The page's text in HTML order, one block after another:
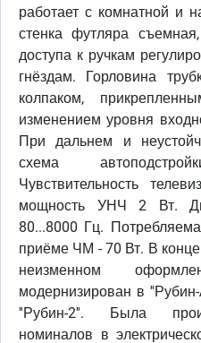
работает с комнатной и
стенка футляра
доступа к ручкам
гнёздам. Горловина
колпаком,
изменением уровня
При дальнем и
схема
Чувствительность
мощность УНЧ 2 Вт.
80...8000 Гц.
приёме ЧМ - 70 Вт. В конце
неизменном
модернизирован в
''Рубин-2''. Была
номиналов в